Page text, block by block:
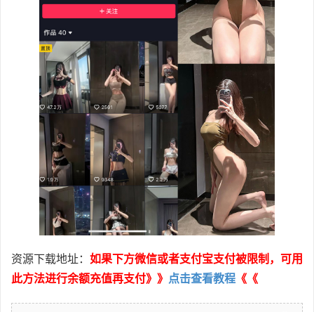
资源下载地址： 如果下方微信或者支付宝支付被限制，可用
此方法进行余额充值再支付》》 点击查看教程 《《